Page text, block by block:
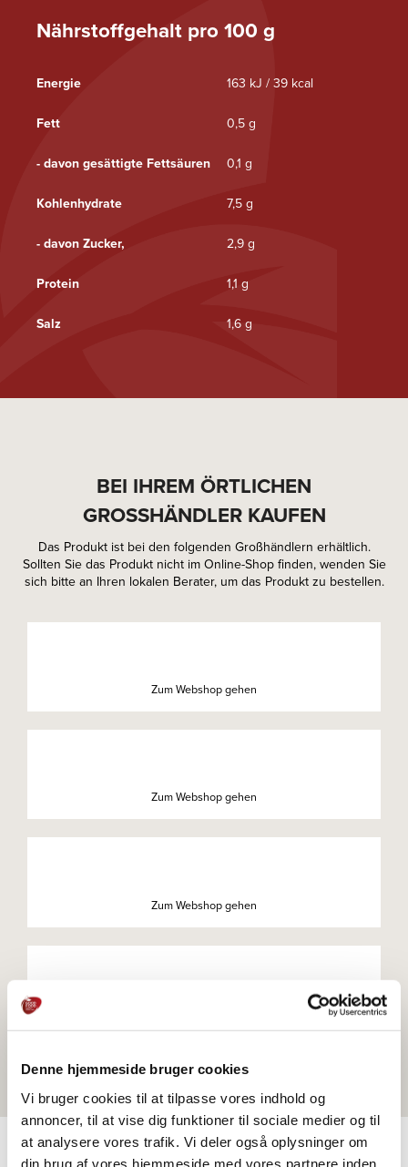
Denne hjemmeside bruger cookies
Vi bruger cookies til at tilpasse vores indhold og
annoncer, til at vise dig funktioner til sociale medier og til
at analysere vores trafik. Vi deler også oplysninger om
din brug af vores hjemmeside med vores partnere inden
Nährstoffgehalt pro 100 g
Energie 163 kJ / 39 kcal
Fett 0,5 g
- davon gesättigte Fettsäuren 0,1 g
Kohlenhydrate 7,5 g
- davon Zucker, 2,9 g
Protein 1,1 g
Salz 1,6 g
BEI IHREM ÖRTLICHEN
GROSSHÄNDLER KAUFEN
Das Produkt ist bei den folgenden Großhändlern erhältlich.
Sollten Sie das Produkt nicht im Online-Shop finden, wenden Sie
sich bitte an Ihren lokalen Berater, um das Produkt zu bestellen.
Zum Webshop gehen
Zum Webshop gehen
Zum Webshop gehen